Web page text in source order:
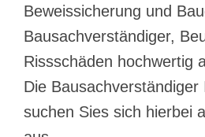
Beweissicherung und
Bausachverständiger,
Rissschäden hochwertig
Die Bausachverständiger
suchen Sies sich hierbei